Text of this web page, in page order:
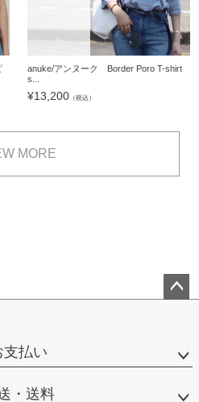
anuke/アンヌーク Border Poro T-shirt
s...
¥13,200 （税込）
MORE
支払い
・送料